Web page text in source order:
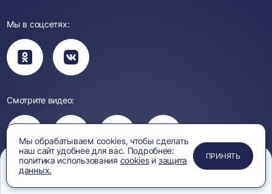
ПРИМЕНИТЬ
ЗАКРЫТЬ
ЗАКРЫТЬ
ЗАКРЫТЬ
Мы обрабатываем cookies, чтобы сделать
наш сайт удобнее для вас. Подробнее:
политика использования cookiesи защита
данных.
ПРИНЯТЬ
Мы в соцсетях:
Вы
перейдете
в
группу
Вы
перейдете
в
группу
Смотрите видео:
Вы
перейдете
канал
YouTube
Вы
перейдете
на
канал
Вы
перейдете
на
канал
Видео
Вы
перейдете
на
канал
Политика
конфиденциальности
данных